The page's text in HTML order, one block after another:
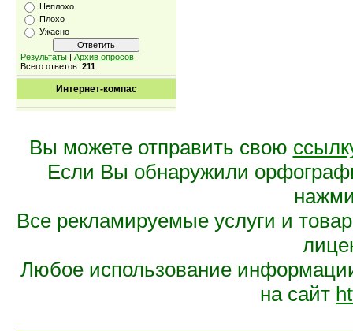
Неплохо
Плохо
Ужасно
Результаты | Архив опросов
Всего ответов: 211
Интернет-компас
Вы можете отправить свою
Если Вы обнаружили
Все рекламируемые услуги и
Любое использование
на сайт